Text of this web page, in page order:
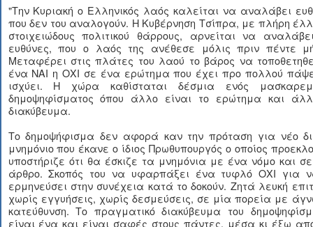
"Την Κυριακή ο Ελληνικός λαός καλείται να αναλάβει
που δεν του αναλογούν. Η Κυβέρνηση Τσίπρα, με πλήρη
στοιχειώδους πολιτικού θάρρους, αρνείται να
ευθύνες, που ο λαός της ανέθεσε μόλις πριν πέντε
Μεταφέρει στις πλάτες του λαού το βάρος να
ένα ΝΑΙ η ΟΧΙ σε ένα ερώτημα που έχει προ πολλού
ισχύει. Η χώρα καθίσταται δέσμια ενός
δημοψηφίσματος όπου άλλο είναι το ερώτημα και
διακύβευμα.
Το δημοψήφισμα δεν αφορά καν την πρόταση για νέο
μνημόνιο που έκανε ο ίδιος Πρωθυπουργός ο οποίος
υποστήριζε ότι θα έσκιζε τα μνημόνια με ένα νόμο και
άρθρο. Σκοπός του να υφαρπάξει ένα τυφλό ΟΧΙ για
ερμηνεύσει στην συνέχεια κατά το δοκούν. Ζητά λευκή
χωρίς εγγυήσεις, χωρίς δεσμεύσεις, σε μία πορεία με
κατεύθυνση. Το πραγματικό διακύβευμα του
είναι ένα και είναι σαφές στους πάντες, μέσα κι έξω